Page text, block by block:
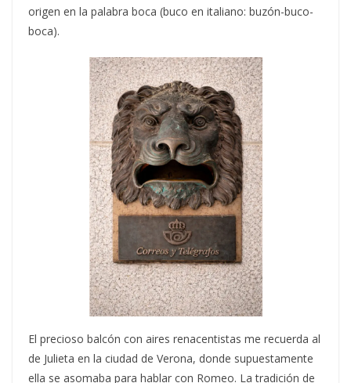
origen en la palabra boca (buco en italiano: buzón-buco-
boca).
El precioso balcón con aires renacentistas me recuerda al
de Julieta en la ciudad de Verona, donde supuestamente
ella se asomaba para hablar con Romeo. La tradición de